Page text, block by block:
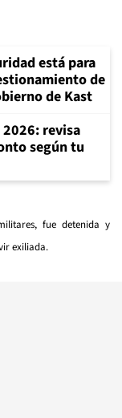
está para
de
de Kast
2026: revisa
según tu
fue detenida y
exiliada.